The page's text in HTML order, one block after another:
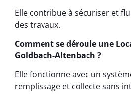
Elle contribue à sécuriser et
des travaux.
Comment se déroule une
Goldbach-Altenbach ?
Elle fonctionne avec un
remplissage et collecte sans